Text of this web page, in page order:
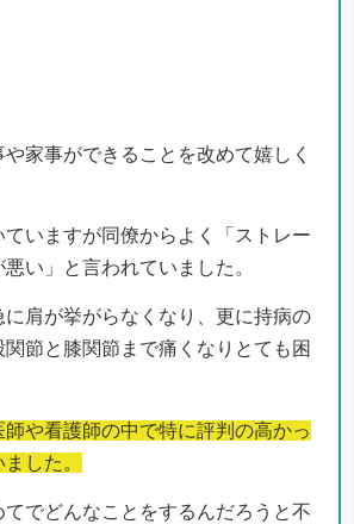
家事ができることを改めて嬉しく
いますが同僚からよく「ストレー
悪い」と言われていました。
に肩が挙がらなくなり、更に持病の
節と膝関節まで痛くなりとても困
師や看護師の中で特に評判の高かっ
した。
でどんなことをするんだろうと不